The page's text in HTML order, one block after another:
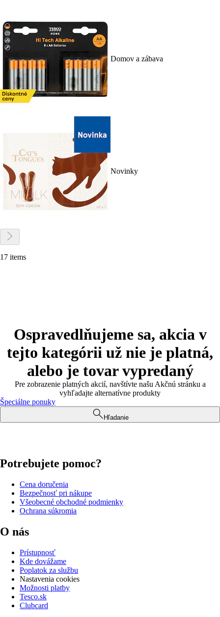
Domov a zábava
Novinky
17 items
Ospravedlňujeme sa, akcia v
tejto kategórii už nie je platná,
alebo je tovar vypredaný
Pre zobrazenie platných akcií, navštívte našu Akčnú stránku a
vyhľadajte alternatívne produkty
Špeciálne ponuky
Hľadanie
Potrebujete pomoc?
Cena doručenia
Bezpečnosť pri nákupe
Všeobecné obchodné podmienky
Ochrana súkromia
O nás
Prístupnosť
Kde dovážame
Poplatok za službu
Nastavenia cookies
Možnosti platby
Tesco.sk
Clubcard